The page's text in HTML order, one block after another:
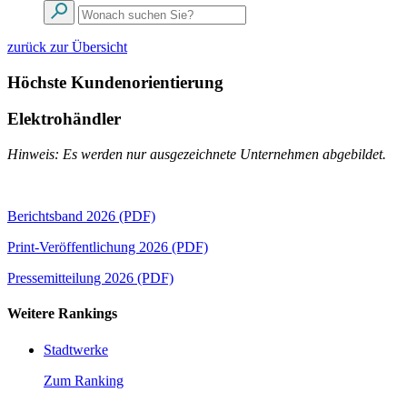
zurück zur Übersicht
Höchste Kundenorientierung
Elektrohändler
Hinweis: Es werden nur ausgezeichnete Unternehmen abgebildet.
Berichtsband 2026 (PDF)
Print-Veröffentlichung 2026 (PDF)
Pressemitteilung 2026 (PDF)
Weitere Rankings
Stadtwerke
Zum Ranking